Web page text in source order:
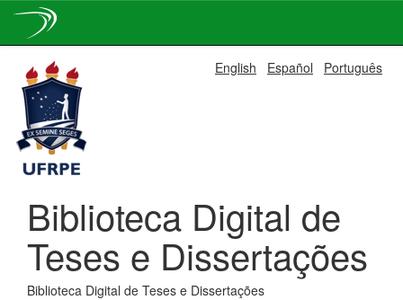
navigation
English Español Português
Biblioteca Digital de
Teses e Dissertações
Biblioteca Digital de Teses e Dissertações